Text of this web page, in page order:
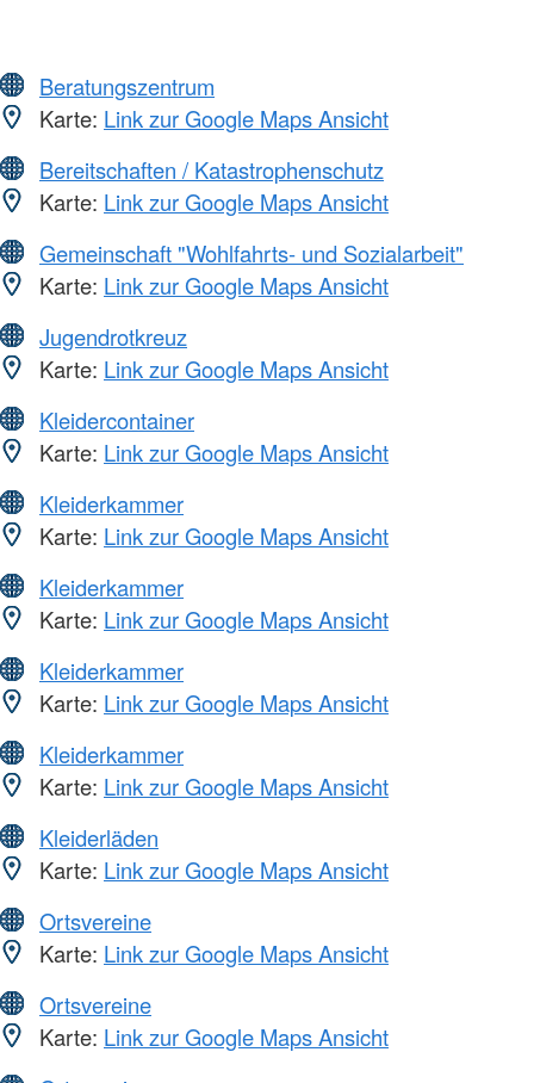
Beratungszentrum
Karte: Link zur Google Maps Ansicht
Bereitschaften / Katastrophenschutz
Karte: Link zur Google Maps Ansicht
Gemeinschaft "Wohlfahrts- und Sozialarbeit"
Karte: Link zur Google Maps Ansicht
Jugendrotkreuz
Karte: Link zur Google Maps Ansicht
Kleidercontainer
Karte: Link zur Google Maps Ansicht
Kleiderkammer
Karte: Link zur Google Maps Ansicht
Kleiderkammer
Karte: Link zur Google Maps Ansicht
Kleiderkammer
Karte: Link zur Google Maps Ansicht
Kleiderkammer
Karte: Link zur Google Maps Ansicht
Kleiderläden
Karte: Link zur Google Maps Ansicht
Ortsvereine
Karte: Link zur Google Maps Ansicht
Ortsvereine
Karte: Link zur Google Maps Ansicht